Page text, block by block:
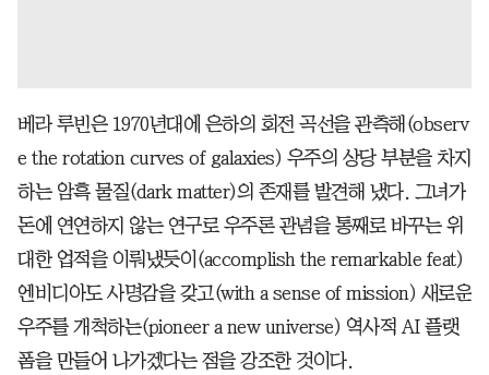
베라 루빈은 1970년대에 은하의 회전 곡선을 관측해(observ
e the rotation curves of galaxies) 우주의 상당 부분을 차지
하는 암흑 물질(dark matter)의 존재를 발견해 냈다. 그녀가
돈에 연연하지 않는 연구로 우주론 관념을 통째로 바꾸는 위
대한 업적을 이뤄냈듯이(accomplish the remarkable feat)
엔비디아도 사명감을 갖고(with a sense of mission) 새로운
우주를 개척하는(pioneer a new universe) 역사적 AI 플랫
폼을 만들어 나가겠다는 점을 강조한 것이다.